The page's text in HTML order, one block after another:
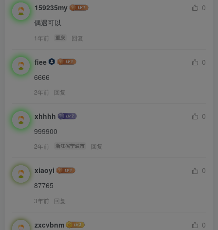
159235my
0
偶遇可以
1年前 重庆 回复
fiee
0
6666
2年前 回复
xhhhh
0
999900
2年前 浙江省宁波市 回复
xiaoyi
0
87765
3年前 回复
zxcvbnm
0